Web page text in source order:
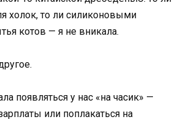
холок, то ли силиконовыми
котов — я не вникала.
появляться у нас «на часик» —
или поплакаться на